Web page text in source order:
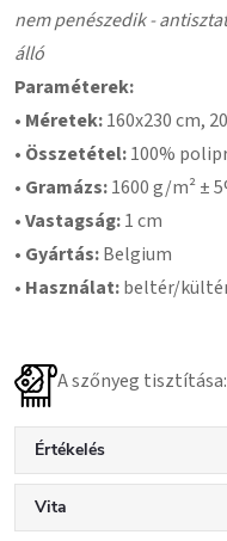
nem penészedik -
álló
Paraméterek:
• Méretek:160x230 cm,
• Összetétel:100%
• Gramázs:1600 g/m² ±
•Vastagság:1 cm
• Gyártás:Belgium
• Használat:beltér/
A szőnyeg tisztítása:
Értékelés
Vita